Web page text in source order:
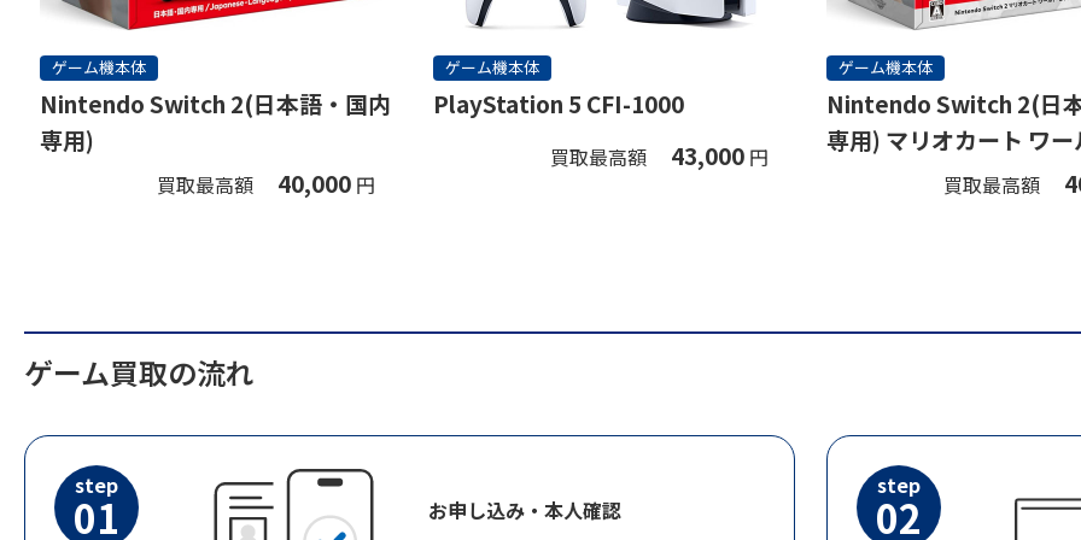
ゲーム機本体
Nintendo Switch 2(日本語・国内
専用)
買取最高額 40,000 円
ゲーム機本体
PlayStation 5 CFI-1000
買取最高額 43,000 円
ゲーム機本体
Nintendo Switch 2(日
専用) マリオカート ワ
買取最高額
ゲーム買取の流れ
step
01 お申し込み・本人確認
step
02